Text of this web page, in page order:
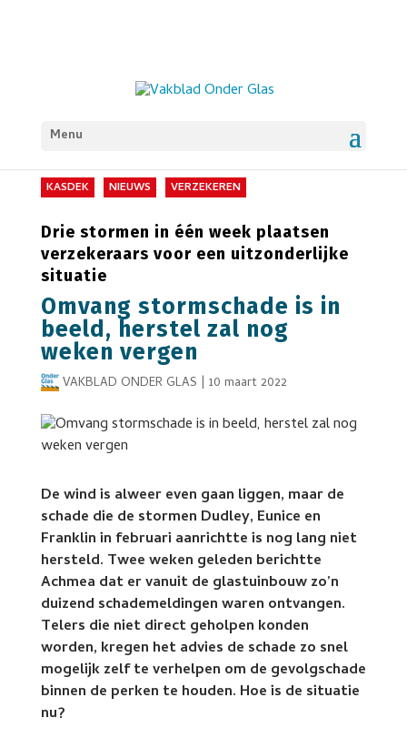
Menu
KASDEK NIEUWS VERZEKEREN
Drie stormen in één week plaatsen
verzekeraars voor een uitzonderlijke
situatie
Omvang stormschade is in
beeld, herstel zal nog
weken vergen
VAKBLAD ONDER GLAS | 10 maart 2022
De wind is alweer even gaan liggen, maar de
schade die de stormen Dudley, Eunice en
Franklin in februari aanrichtte is nog lang niet
hersteld. Twee weken geleden berichtte
Achmea dat er vanuit de glastuinbouw zo’n
duizend schademeldingen waren ontvangen.
Telers die niet direct geholpen konden
worden, kregen het advies de schade zo snel
mogelijk zelf te verhelpen om de gevolgschade
binnen de perken te houden. Hoe is de situatie
nu?